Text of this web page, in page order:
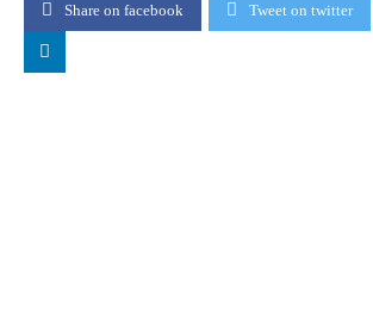
Share on facebook Tweet on twitter